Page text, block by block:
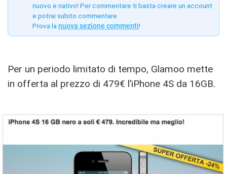
nuovo e nativo! Per commentare ti basta creare un account
e potrai subito commentare.
Prova la nuova sezione commenti!
Per un periodo limitato di tempo, Glamoo mette
in offerta al prezzo di 479€ l’iPhone 4S da 16GB.